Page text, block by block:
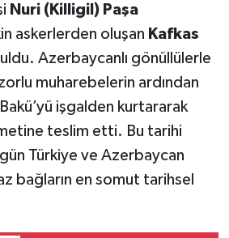
Nuri (Killigil) Paşa
askerlerden oluşan Kafkas
Azerbaycanlı gönüllülerle
muharebelerin ardından
işgalden kurtararak
teslim etti. Bu tarihi
Türkiye ve Azerbaycan
bağların en somut tarihsel